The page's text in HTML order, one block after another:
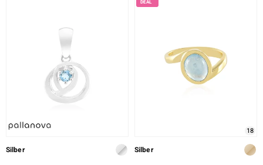
Silber
18
Silber